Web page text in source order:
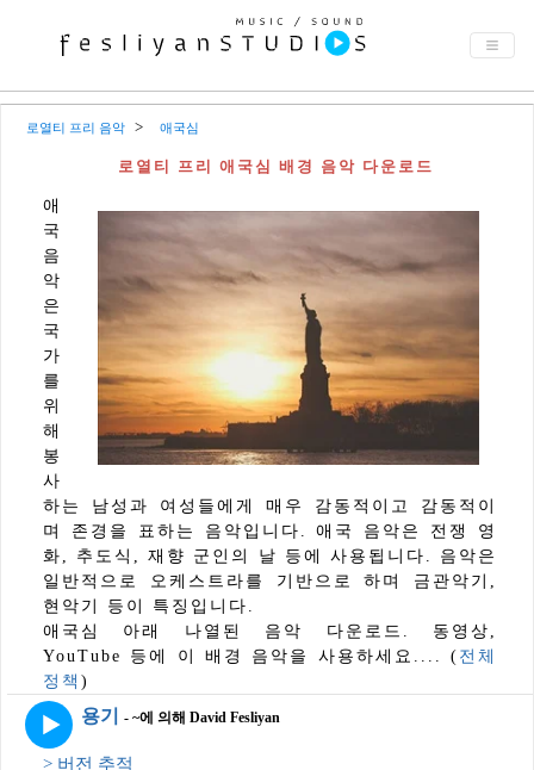
로열티 프리 음악 애국심
로열티 프리 애국심 배경 음악 다운로드
애
국
음
악
은
국
가
를
위
해
봉
사
하는 남성과 여성들에게 매우 감동적이고 감동적이
며 존경을 표하는 음악입니다. 애국 음악은 전쟁 영
화, 추도식, 재향 군인의 날 등에 사용됩니다. 음악은
일반적으로 오케스트라를 기반으로 하며 금관악기,
현악기 등이 특징입니다.
애국심 아래 나열된 음악 다운로드. 동영상,
YouTube 등에 이 배경 음악을 사용하세요.... ( 전체
정책 )
용기 - ~에 의해 David Fesliyan
> 버전 추적